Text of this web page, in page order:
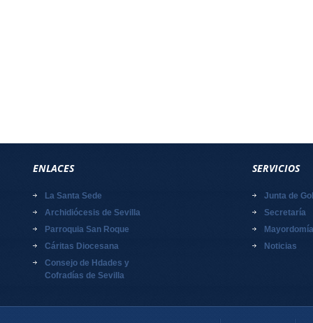
ENLACES
La Santa Sede
Archidiócesis de Sevilla
Parroquia San Roque
Cáritas Diocesana
Consejo de Hdades y
Cofradías de Sevilla
SERVICIOS
Junta de
Secretaría
Mayordomía
Noticias